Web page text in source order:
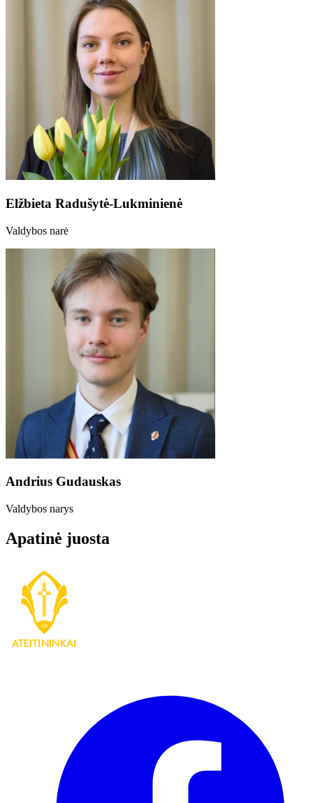
Elžbieta Radušytė-Lukminienė
Valdybos narė
Andrius Gudauskas
Valdybos narys
Apatinė juosta